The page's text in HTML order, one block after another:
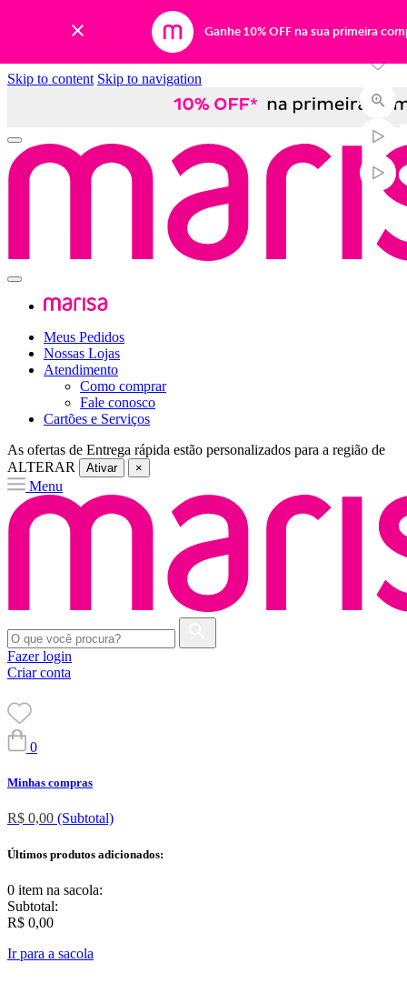
Ganhe 10% OFF na sua primeira
Skip to content Skip to navigation
Meus Pedidos
Nossas Lojas
Atendimento
Como comprar
Fale conosco
Cartões e Serviços
As ofertas de Entrega rápida estão personalizados para a região de
ALTERAR
Ativar ×
Menu
Fazer login
Criar conta
0
Minhas compras
R$ 0,00 (Subtotal)
Últimos produtos adicionados:
0 item na sacola:
Subtotal:
R$ 0,00
Ir para a sacola